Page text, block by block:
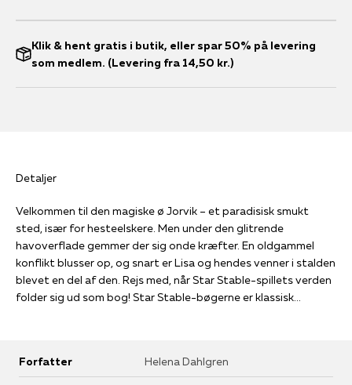
Klik & hent gratis i butik, eller spar 50% på levering
som medlem. (Levering fra 14,50 kr.)
Detaljer
Velkommen til den magiske ø Jorvik – et paradisisk smukt
sted, især for hesteelskere. Men under den glitrende
havoverflade gemmer der sig onde kræfter. En oldgammel
konflikt blusser op, og snart er Lisa og hendes venner i stalden
blevet en del af den. Rejs med, når Star Stable-spillets verden
folder sig ud som bog! Star Stable-bøgerne er klassisk
hverdagen i skolen og livet i stalden … Begge bøger bygger på
Forfatter Helena Dahlgren